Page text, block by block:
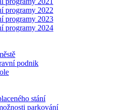
programy 2022
programy 2023
programy 2024
podnik
stání
parkování